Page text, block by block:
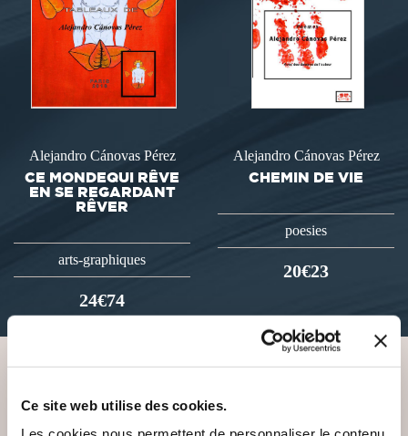
Ce site web utilise des cookies.
Alejandro Cánovas Pérez
CE MONDEQUI RÊVE
EN SE REGARDANT
RÊVER
arts-graphiques
24€74
Alejandro Cánovas Pérez
CHEMIN DE VIE
poesies
20€23
VOUS AIMEREZ AUSSI